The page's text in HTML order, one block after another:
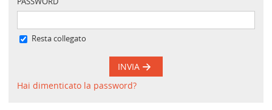
Resta collegato
INVIA
Hai dimenticato la password?